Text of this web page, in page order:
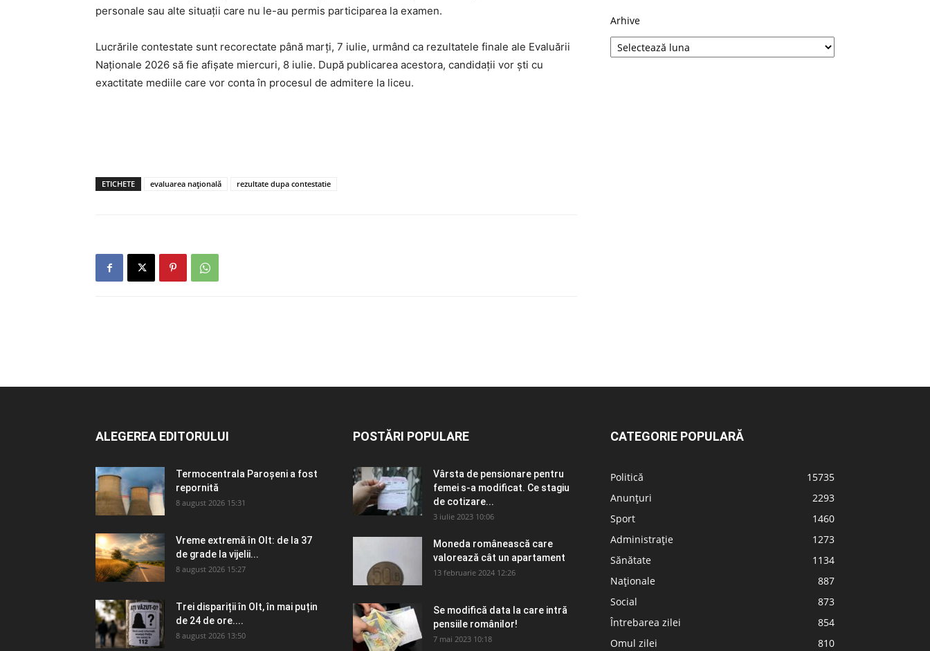
personale sau alte situații care nu le-au permis participarea la examen.
Lucrările contestate sunt recorectate până marți, 7 iulie, urmând ca rezultatele finale ale Evaluării
Naționale 2026 să fie afișate miercuri, 8 iulie. După publicarea acestora, candidații vor ști cu
exactitate mediile care vor conta în procesul de admitere la liceu.
ETICHETE evaluarea națională rezultate dupa contestatie
Arhive
ALEGEREA EDITORULUI
Termocentrala Paroșeni a fost
repornită
8 august 2026 15:31
Vreme extremă în Olt: de la 37
de grade la vijelii...
8 august 2026 15:27
Trei dispariții în Olt, în mai puțin
de 24 de ore....
8 august 2026 13:50
POSTĂRI POPULARE
Vârsta de pensionare pentru
femei s-a modificat. Ce stagiu
de cotizare...
3 iulie 2023 10:06
Moneda românească care
valorează cât un apartament
13 februarie 2024 12:26
Se modifică data la care intră
pensiile românilor!
7 mai 2023 10:18
CATEGORIE POPULARĂ
Politică
15735
Anunțuri
2293
Sport
1460
Administrație
1273
Sănătate
1134
Naționale
887
Social
873
Întrebarea zilei
854
Omul zilei
810